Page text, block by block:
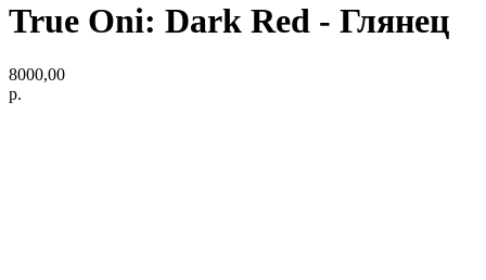
True Oni: Dark Red - Глянец
8000,00
р.